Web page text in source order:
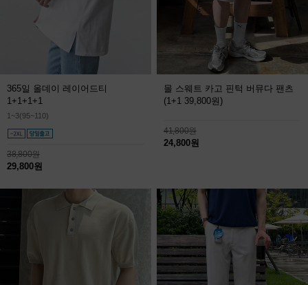
365일 올데이 레이어드티
1+1+1+1
1~3(95~110)
38,800원
29,800원
몰 스웨트 카고 핀턱 버뮤다 팬츠
(1+1 39,800원)
41,800원
24,800원